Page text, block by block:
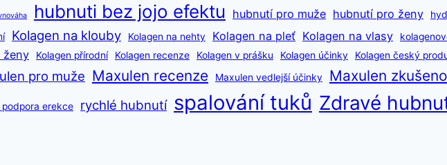
hubnuti bez jojo efektu hubnutí pro muže hubnutí pro ženy
Kolagen na klouby Kolagen na nehty Kolagen na pleť Kolagen na vlasy
ženy Kolagen přírodní Kolagen recenze Kolagen v prášku Kolagen účinky Kolagen český
pro muže Maxulen recenze Maxulen vedlejší účinky Maxulen
podpora erekce rychlé hubnutí spalování tuků Zdravé